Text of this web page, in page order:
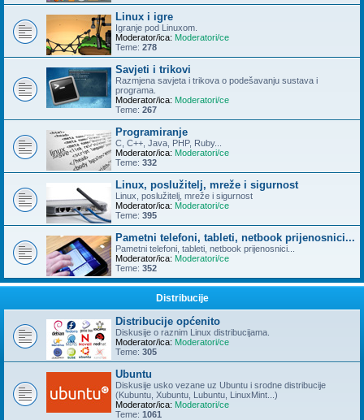
Linux i igre
Igranje pod Linuxom.
Moderator/ica: Moderatori/ce
Teme: 278
Savjeti i trikovi
Razmjena savjeta i trikova o podešavanju sustava i
programa.
Moderator/ica: Moderatori/ce
Teme: 267
Programiranje
C, C++, Java, PHP, Ruby...
Moderator/ica: Moderatori/ce
Teme: 332
Linux, poslužitelj, mreže i sigurnost
Linux, poslužitelj, mreže i sigurnost
Moderator/ica: Moderatori/ce
Teme: 395
Pametni telefoni, tableti, netbook prijenosnici...
Pametni telefoni, tableti, netbook prijenosnici...
Moderator/ica: Moderatori/ce
Teme: 352
Distribucije
Distribucije općenito
Diskusije o raznim Linux distribucijama.
Moderator/ica: Moderatori/ce
Teme: 305
Ubuntu
Diskusije usko vezane uz Ubuntu i srodne distribucije
(Kubuntu, Xubuntu, Lubuntu, LinuxMint...)
Moderator/ica: Moderatori/ce
Teme: 1061